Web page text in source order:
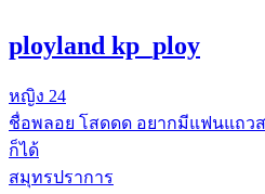
ployland kp_ploy
หญิง 24
ชื่อพลอย โสดดด อยากมีแฟนแถว
ก็ได้
สมุทรปราการ